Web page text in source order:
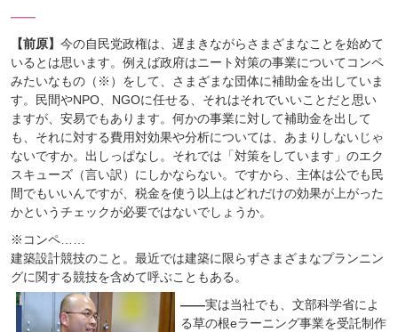
――
【前原】 今の自民党政権は、遅まきながらさまざまなことを始めて
いるとは思います。例えば政府はニート対策の事業についてコンペ
みたいなもの（※）をして、さまざまな団体に補助金を出していま
す。民間やNPO、NGOに任せる、それはそれでいいことだと思い
ますが、安易でもあります。何かの事業に対して補助金を出して
も、それに対する費用対効果や分析については、あまりしないじゃ
ないですか。出しっぱなし。それでは「対策をしています」のエク
スキューズ（言い訳）にしかならない。ですから、主体は公でも民
間でもいいんですが、税金を使う以上はどれだけの効果が上がった
かというチェックが必要ではないでしょうか。
※コンペ……
建築設計競技のこと。最近では建築に限らずさまざまなプランニン
グに関する競技を含めて呼ぶこともある。
――実は当社でも、文部科学省によ
る草の根eラーニング事業を受託制作